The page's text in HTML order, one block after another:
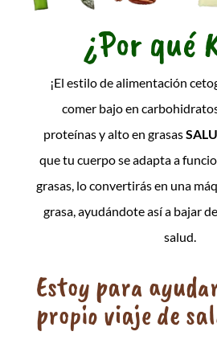
¿Por qué
¡El estilo de alimentación
comer bajo en
proteínas y alto en grasas
que tu cuerpo se adapta a
grasas, lo convertirás en una
grasa, ayudándote así a bajar
salud.
Estoy para
propio viaje de